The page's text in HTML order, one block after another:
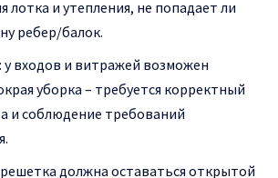
лотка и утепления, не попадает ли
ребер/балок.
входов и витражей возможен
уборка – требуется корректный
и соблюдение требований
должна оставаться открытой